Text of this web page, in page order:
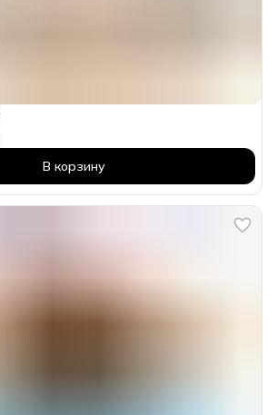
В корзину